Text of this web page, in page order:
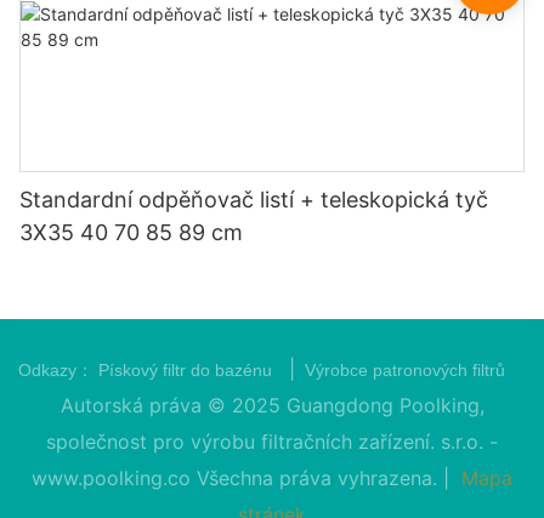
Standardní odpěňovač listí + teleskopická tyč
3X35 40 70 85 89 cm
Odkazy： Pískový filtr do bazénu Výrobce patronových filtrů
Autorská práva © 2025 Guangdong Poolking,
společnost pro výrobu filtračních zařízení. s.r.o. -
www.poolking.co Všechna práva vyhrazena. |
Mapa